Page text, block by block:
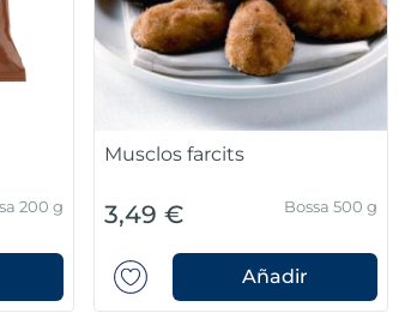
200 g
Musclos farcits
3,49 € Bossa 500 g
Añadir